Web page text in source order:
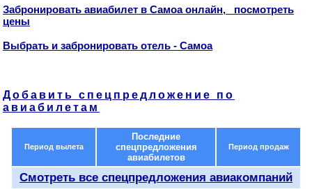
Забронировать авиабилет в Самоа онлайн, посмотреть
цены
Выбрать и забронировать отель - Самоа
Добавить спецпредложение по
авиабилетам
Период вылета
Последние
спецпредложения
авиабилетов
Период продаж
Смотреть все спецпредложения авиакомпаний